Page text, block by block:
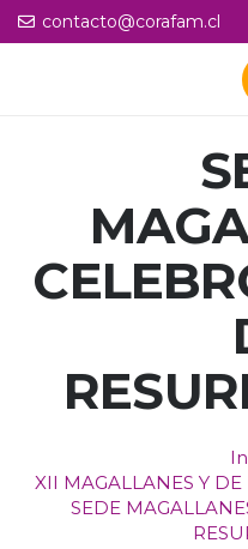
contacto@corafam.cl
XII MAGALLANES Y
SEDE